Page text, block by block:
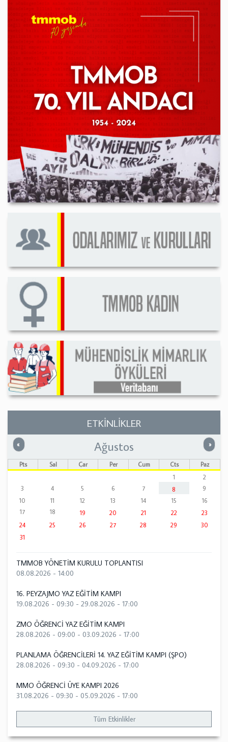
ETKİNLİKLER
« Önceki »
Ağustos
Pts Sal Çar Per Cum Cts
Paz
1
2
3
4 5 6 7 8
9
10
11 12 13 14 15
16
17
18 19 20 21 22
23
24
25 26 27 28 29
30
31
TMMOB YÖNETİM KURULU TOPLANTISI
08.08.2026 - 14:00
16. PEYZAJMO YAZ EĞİTİM KAMPI
19.08.2026 - 09:30 - 29.08.2026 - 17:00
ZMO ÖĞRENCİ YAZ EĞİTİM KAMPI
28.08.2026 - 09:00 - 03.09.2026 - 17:00
PLANLAMA ÖĞRENCİLERİ 14. YAZ EĞİTİM KAMPI (ŞPO)
28.08.2026 - 09:30 - 04.09.2026 - 17:00
MMO ÖĞRENCİ ÜYE KAMPI 2026
31.08.2026 - 09:30 - 05.09.2026 - 17:00
Tüm Etkinlikler